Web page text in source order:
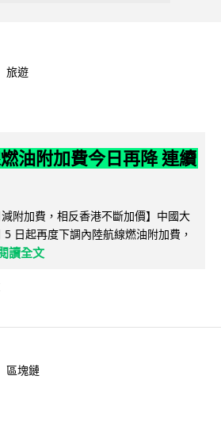
旅遊
油附加費今日再降 連續
減附加費，相反香港不斷加價】中國大
日起再度下調內陸航線燃油附加費，
讀全文
區塊鏈